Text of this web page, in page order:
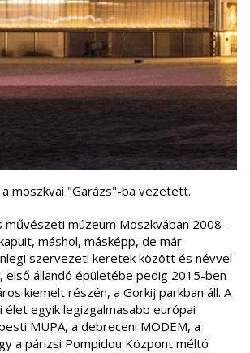
moszkvai "Garázs"-ba vezetett.
művészeti múzeum Moszkvában 2008-
máshol, másképp, de már
szervezeti keretek között és névvel
első állandó épületébe pedig 2015-ben
kiemelt részén, a Gorkij parkban áll. A
egyik legizgalmasabb európai
MÜPA, a debreceni MODEM, a
a párizsi Pompidou Központ méltó